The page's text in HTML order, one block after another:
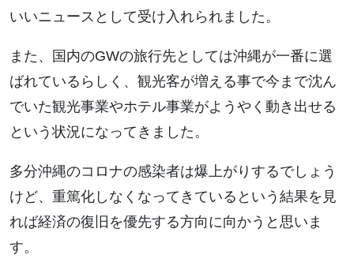
いいニュースとして受け入れられました。
また、国内のGWの旅行先としては沖縄が一番に選
ばれているらしく、観光客が増える事で今まで沈ん
でいた観光事業やホテル事業がようやく動き出せる
という状況になってきました。
多分沖縄のコロナの感染者は爆上がりするでしょう
けど、重篤化しなくなってきているという結果を見
れば経済の復旧を優先する方向に向かうと思いま
す。